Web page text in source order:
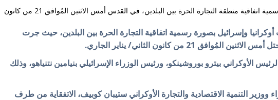
أبرمت أوكرانيا وإسرائيل بصورة رسمية اتفاقية منطقة التجارة الحرة بين البلدين، في القدس أمس الاثنين المُوافق 21 من كانون
أوكرانيا وإسرائيل بصورة رسمية اتفاقية التجارة الحرة بين البلدين، حيث جرت
21 من كانون الثاني/ يناير الجاري.
الأوكراني بيترو بوروشينكو، ورئيس الوزراء الإسرائيلي بنيامين نتنياهو، وذلك
ووزير التنمية الاقتصادية والتجارة الأوكراني ستيبان كوبيف، الاتفقاية من طرف